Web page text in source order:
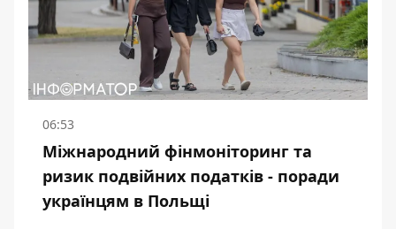
06:53
Міжнародний фінмоніторинг та
ризик подвійних податків - поради
українцям в Польщі